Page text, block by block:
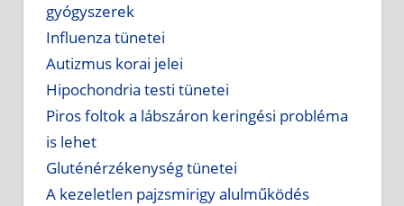
gyógyszerek
Influenza tünetei
Autizmus korai jelei
Hipochondria testi tünetei
Piros foltok a lábszáron keringési probléma
is lehet
Gluténérzékenység tünetei
A kezeletlen pajzsmirigy alulműködés